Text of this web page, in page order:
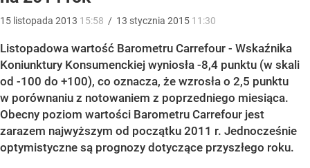
15 listopada 2013 15:58 / 13 stycznia 2015 11:30
Listopadowa wartość Barometru Carrefour - Wskaźnika
Koniunktury Konsumenckiej wyniosła -8,4 punktu (w skali
od -100 do +100), co oznacza, że wzrosła o 2,5 punktu
w porównaniu z notowaniem z poprzedniego miesiąca.
Obecny poziom wartości Barometru Carrefour jest
zarazem najwyższym od początku 2011 r. Jednocześnie
optymistyczne są prognozy dotyczące przyszłego roku.